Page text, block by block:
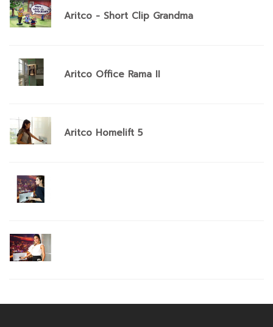
Aritco - Short Clip Grandma
Aritco Office Rama II
Aritco Homelift 5